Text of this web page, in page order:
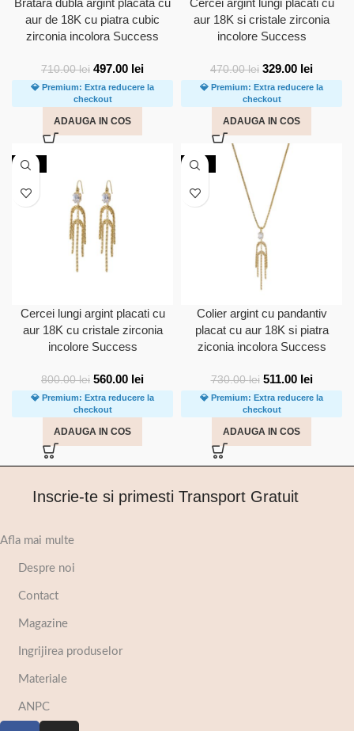
Bratara dubla argint placata cu
aur de 18K cu piatra cubic
zirconia incolora Success
710.00lei 497.00 lei
💎 Premium: Extra reducere la
checkout
ADAUGA IN COS
Cercei argint lungi placati cu
aur 18K si cristale zirconia
incolore Success
470.00lei 329.00 lei
💎 Premium: Extra reducere la
checkout
ADAUGA IN COS
-30%
Cercei lungi argint placati cu
aur 18K cu cristale zirconia
incolore Success
800.00lei 560.00 lei
💎 Premium: Extra reducere la
checkout
ADAUGA IN COS
-30%
Colier argint cu pandantiv
placat cu aur 18K si piatra
ziconia incolora Success
730.00lei 511.00 lei
💎 Premium: Extra reducere la
checkout
ADAUGA IN COS
Inscrie-te si primesti Transport Gratuit
Afla mai multe
Despre noi
Contact
Magazine
Ingrijirea produselor
Materiale
ANPC